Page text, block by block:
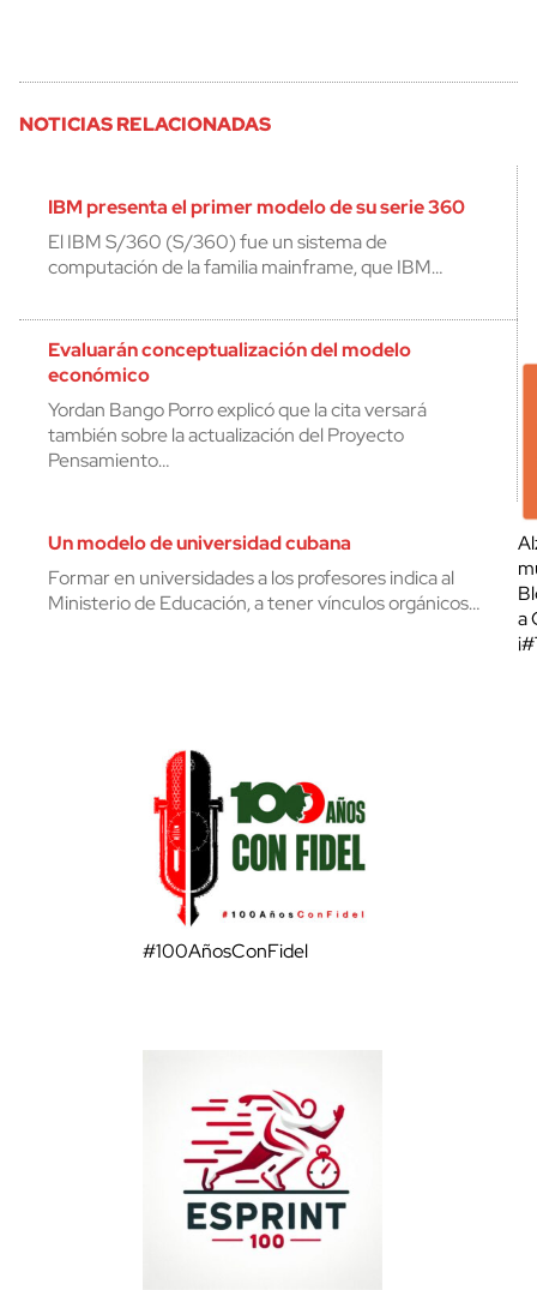
NOTICIAS RELACIONADAS
IBM presenta el primer modelo de su serie 360
El IBM S/360 (S/360) fue un sistema de
computación de la familia mainframe, que IBM…
Evaluarán conceptualización del modelo
económico
Yordan Bango Porro explicó que la cita versará
también sobre la actualización del Proyecto
Pensamiento…
Un modelo de universidad cubana
Formar en universidades a los profesores indica al
Ministerio de Educación, a tener vínculos orgánicos…
a
#100AñosConFidel